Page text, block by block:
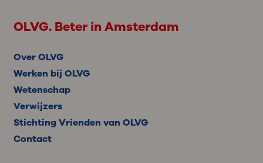
OLVG. Beter in Amsterdam
Over OLVG
Werken bij OLVG
Wetenschap
Verwijzers
Stichting Vrienden van OLVG
Contact